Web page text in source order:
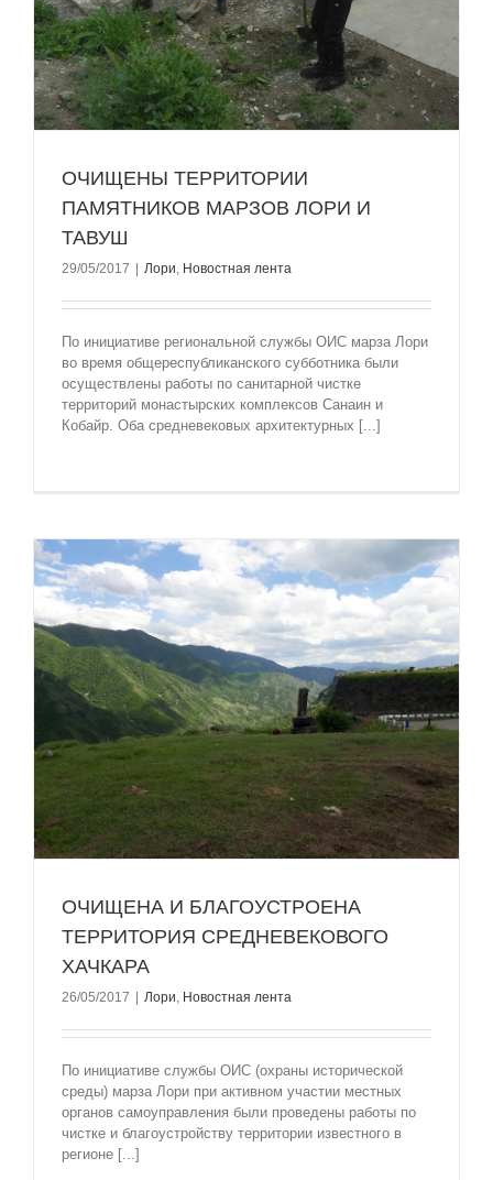
ОЧИЩЕНЫ ТЕРРИТОРИИ
ПАМЯТНИКОВ МАРЗОВ ЛОРИ И
ТАВУШ
29/05/2017 Лори, Новостная лента
По инициативе региональной службы ОИС марза Лори
во время общереспубликанского субботника были
осуществлены работы по санитарной чистке
территорий монастырских комплексов Санаин и
Кобайр. Оба средневековых архитектурных [...]
ОЧИЩЕНА И БЛАГОУСТРОЕНА
ТЕРРИТОРИЯ СРЕДНЕВЕКОВОГО
ХАЧКАРА
26/05/2017 Лори, Новостная лента
По инициативе службы ОИС (охраны исторической
среды) марза Лори при активном участии местных
органов самоуправления были проведены работы по
чистке и благоустройству территории известного в
регионе [...]